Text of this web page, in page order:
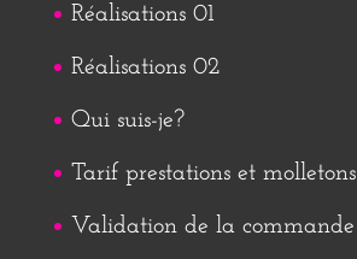
Réalisations 01
Réalisations 02
Qui suis-je?
Tarif prestations et molletons
Validation de la commande